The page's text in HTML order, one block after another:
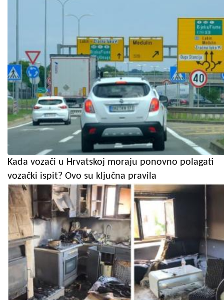
Kada vozači u Hrvatskoj moraju ponovno polagati
vozački ispit? Ovo su ključna pravila